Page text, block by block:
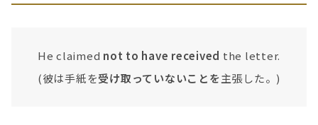
He claimed not to have received the letter.
(彼は手紙を受け取っていないことを主張した。)